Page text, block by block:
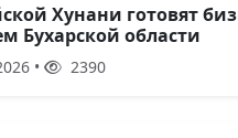
Хунани готовят
Бухарской области
• 2390